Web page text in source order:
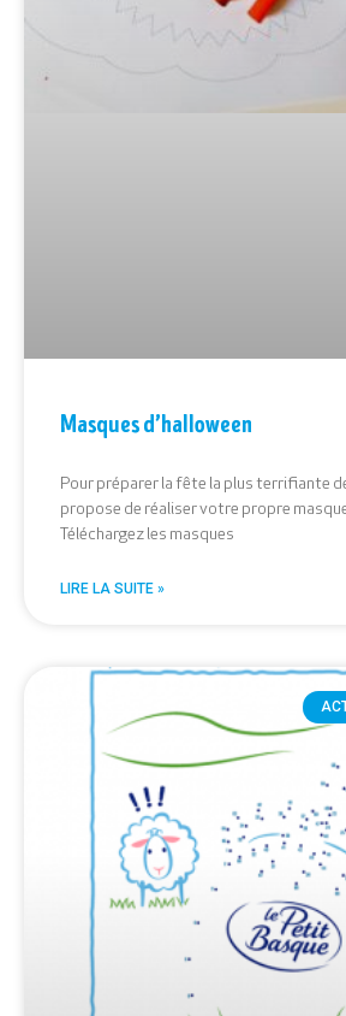
Masques d’halloween
Pour préparer la fête la plus terrifiante de
propose de réaliser votre propre masque
Téléchargez les masques
LIRE LA SUITE »